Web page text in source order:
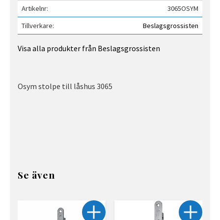
Artikelnr
3065OSYM
Tillverkare
Beslagsgrossisten
Visa alla produkter från Beslagsgrossisten
Osym stolpe till låshus 3065
Se även